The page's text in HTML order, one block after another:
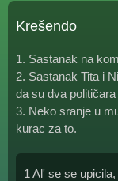
Krešendo
1. Sastanak na
2. Sastanak Tita i
da su dva
3. Neko sranje u
kurac za to.
1 Al' se se